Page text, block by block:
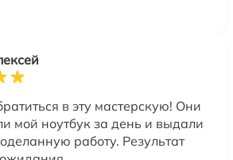
в эту мастерскую! Они
мой ноутбук за день и выдали
работу. Результат